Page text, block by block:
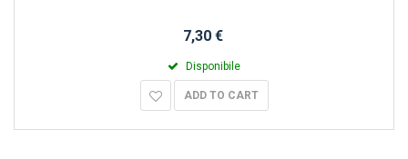
7,30 €
Disponibile
ADD TO CART